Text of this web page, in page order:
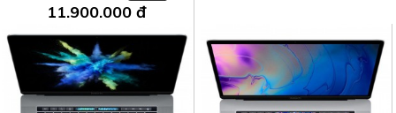
11.900.000 đ